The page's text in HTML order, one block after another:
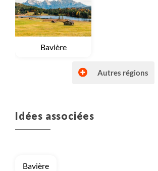
Voyage
Bavière
Autres régions
Idées associées
Bavière